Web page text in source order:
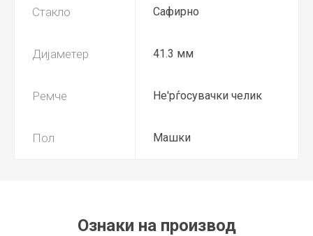
Стакло Сафирно
Дијаметер 41.3 мм
Ремче Не'рѓосувачки челик
Пол Машки
Ознаки на производ